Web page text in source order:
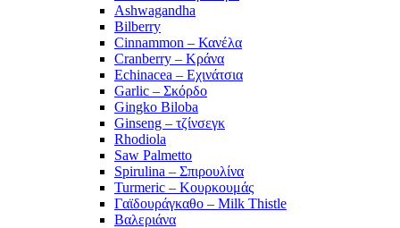
Ashwagandha
Bilberry
Cinnammon – Κανέλα
Cranberry – Κράνα
Echinacea – Εχινάτσια
Garlic – Σκόρδο
Gingko Biloba
Ginseng – τζίνσεγκ
Rhodiola
Saw Palmetto
Spirulina – Σπιρουλίνα
Turmeric – Κουρκουμάς
Γαϊδουράγκαθο – Milk Thistle
Βαλεριάνα